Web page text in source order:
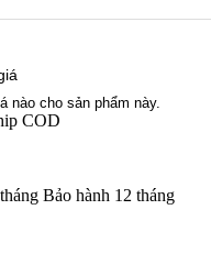
nào cho sản phẩm này.
COD
Bảo hành 12 tháng